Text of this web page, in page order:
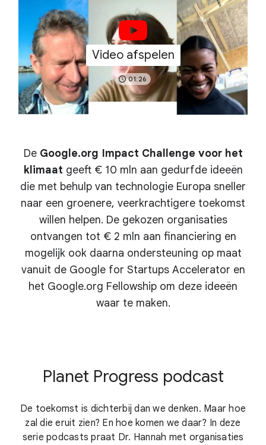
Video afspelen
01:26
De Google.org Impact Challenge voor het
klimaat geeft € 10 mln aan gedurfde ideeën
die met behulp van technologie Europa sneller
naar een groenere, veerkrachtigere toekomst
willen helpen. De gekozen organisaties
ontvangen tot € 2 mln aan financiering en
mogelijk ook daarna ondersteuning op maat
vanuit de Google for Startups Accelerator en
het Google.org Fellowship om deze ideeën
waar te maken.
Planet Progress podcast
De toekomst is dichterbij dan we denken. Maar hoe
zal die eruit zien? En hoe komen we daar? In deze
serie podcasts praat Dr. Hannah met organisaties